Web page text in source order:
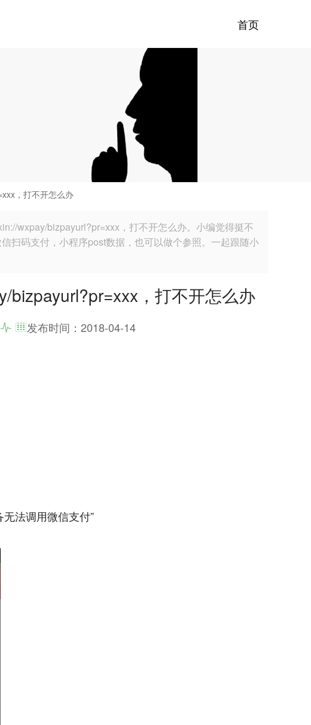
首页
，打不开怎么办
wxpay/bizpayurl?pr=xxx，打不开怎么办。小编觉得挺不
扫码支付，小程序post数据，也可以做个参照。一起跟随小
bizpayurl?pr=xxx，打不开怎么办
发布时间： 2018-04-14
法调用微信支付”